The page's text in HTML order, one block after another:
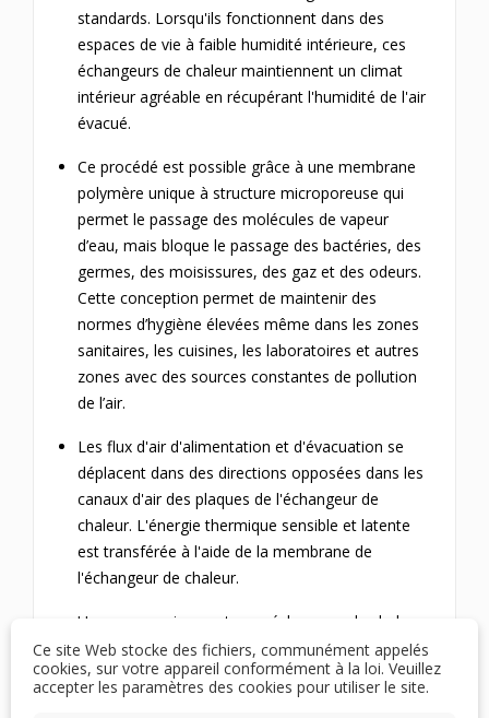
standards. Lorsqu'ils fonctionnent dans des
espaces de vie à faible humidité intérieure, ces
échangeurs de chaleur maintiennent un climat
intérieur agréable en récupérant l'humidité de l'air
évacué.
Ce procédé est possible grâce à une membrane
polymère unique à structure microporeuse qui
permet le passage des molécules de vapeur
d’eau, mais bloque le passage des bactéries, des
germes, des moisissures, des gaz et des odeurs.
Cette conception permet de maintenir des
normes d’hygiène élevées même dans les zones
sanitaires, les cuisines, les laboratoires et autres
zones avec des sources constantes de pollution
de l’air.
Les flux d'air d'alimentation et d'évacuation se
déplacent dans des directions opposées dans les
canaux d'air des plaques de l'échangeur de
chaleur. L'énergie thermique sensible et latente
est transférée à l'aide de la membrane de
l'échangeur de chaleur.
Une comparaison entre un échangeur de chaleur
à plaques standard et un échangeur de chaleur
enthalpique montre que les échangeurs de
chaleur standard ont une efficacité de
Ce site Web stocke des fichiers, communément appelés
cookies, sur votre appareil conformément à la loi. Veuillez
accepter les paramètres des cookies pour utiliser le site.